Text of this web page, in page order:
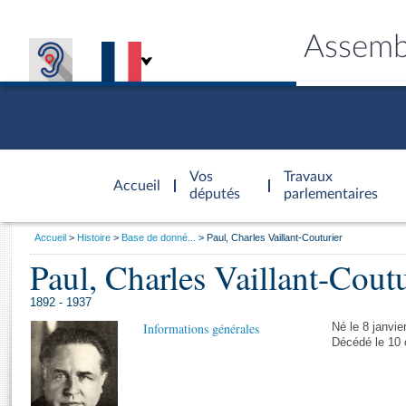
Accueil
d'accueil
Vos
députés
Travaux
parlementaires
Général
Vous
Accueil Histoire Base de donné... Paul, Charles Vaillant-Couturier
Paul, Charles Vaillant-
1892 - 1937
Informations générales
Né le 8
Décédé le 10